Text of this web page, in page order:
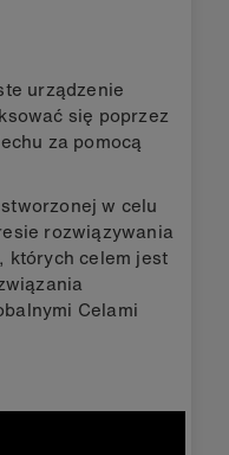
urządzenie
się poprzez
za pomocą
w celu
rozwiązywania
których celem jest
Celami